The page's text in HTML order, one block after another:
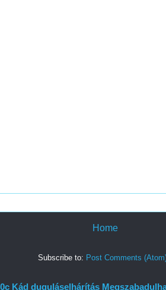
Home
Subscribe to: Post Comments
Kád duguláselhárítás